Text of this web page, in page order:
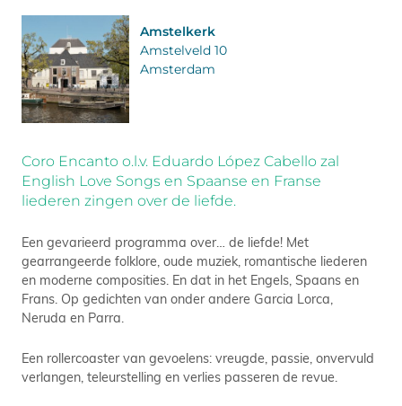
Amstelkerk
Amstelveld 10
Amsterdam
Coro Encanto o.l.v. Eduardo López Cabello zal
English Love Songs en Spaanse en Franse
liederen zingen over de liefde.
Een gevarieerd programma over… de liefde! Met
gearrangeerde folklore, oude muziek, romantische liederen
en moderne composities. En dat in het Engels, Spaans en
Frans. Op gedichten van onder andere Garcia Lorca,
Neruda en Parra.
Een rollercoaster van gevoelens: vreugde, passie, onvervuld
verlangen, teleurstelling en verlies passeren de revue.